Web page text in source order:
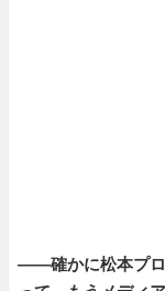
――確かに松本プロ